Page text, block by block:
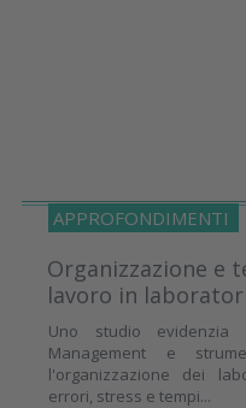
APPROFONDIMENTI
Organizzazione e
lavoro in
Uno studio evidenzia
Management e
l'organizzazione dei
errori, stress e tempi...